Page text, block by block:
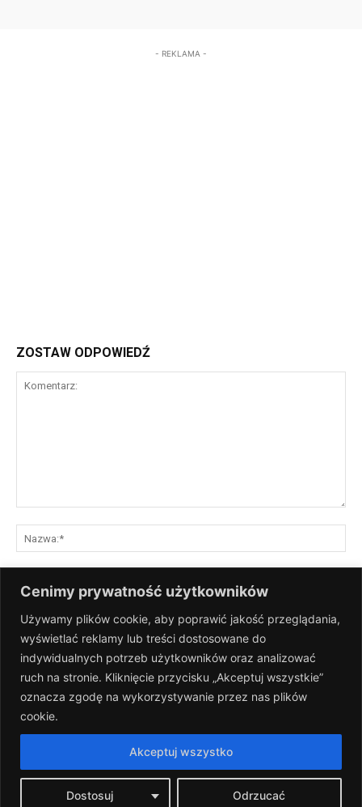
Cenimy prywatność użytkowników
Używamy plików cookie, aby poprawić jakość przeglądania,
wyświetlać reklamy lub treści dostosowane do
indywidualnych potrzeb użytkowników oraz analizować
ruch na stronie. Kliknięcie przycisku „Akceptuj wszystkie”
oznacza zgodę na wykorzystywanie przez nas plików
cookie.
Dostosuj Odrzucać
Akceptuj wszystko
- REKLAMA -
ZOSTAW ODPOWIEDŹ
Zapisz moje nazwisko, adres e-mail i stronę internetową w tej
przeglądarce na następny raz, gdy skomentuję.